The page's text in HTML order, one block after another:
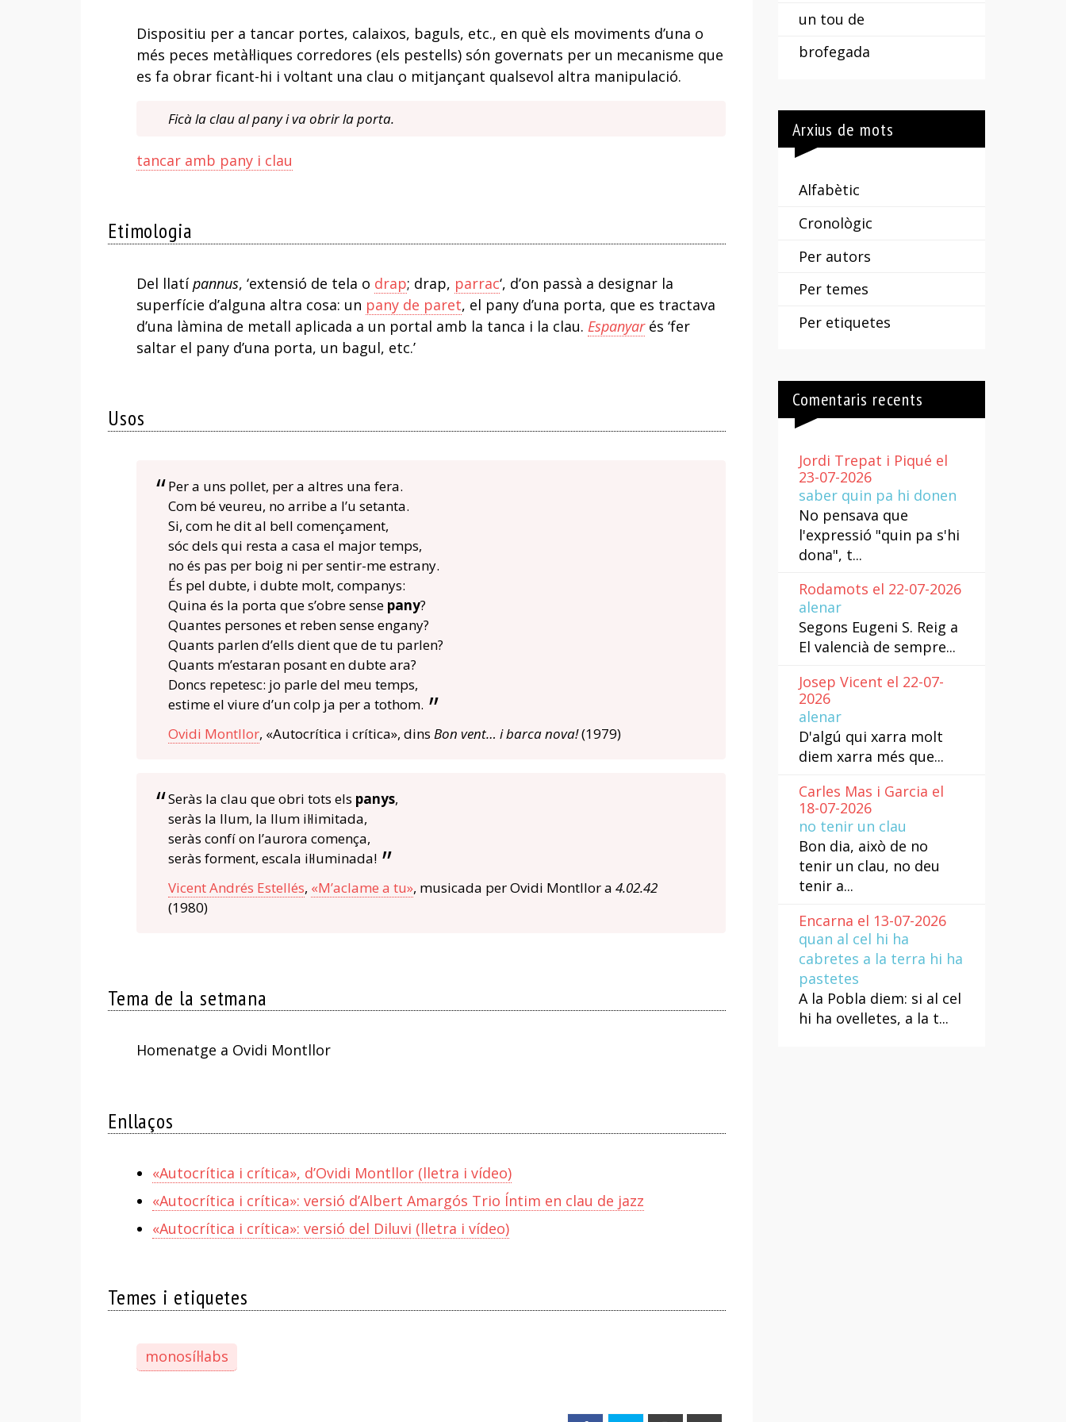
Dispositiu per a tancar portes, calaixos, baguls, etc., en què els moviments d’una o
més peces metàl·liques corredores (els pestells) són governats per un mecanisme que
es fa obrar ficant-hi i voltant una clau o mitjançant qualsevol altra manipulació.
Ficà la clau al pany i va obrir la porta.
tancar amb pany i clau
Etimologia
Del llatípannus, ‘extensió de tela o drap; drap, parrac‘, d’on passà a designar la
superfície d’alguna altra cosa: un pany de paret, el pany d’una porta, que es tractava
d’una làmina de metall aplicada a un portal amb la tanca i la clau. Espanyarés ‘fer
saltar el pany d’una porta, un bagul, etc.’
Usos
Per a uns pollet, per a altres una fera.
Com bé veureu, no arribe a l’u setanta.
Si, com he dit al bell començament,
sóc dels qui resta a casa el major temps,
no és pas per boig ni per sentir-me estrany.
És pel dubte, i dubte molt, companys:
Quina és la porta que s’obre sense pany?
Quantes persones et reben sense engany?
Quants parlen d’ells dient que de tu parlen?
Quants m’estaran posant en dubte ara?
Doncs repetesc: jo parle del meu temps,
estime el viure d’un colp ja per a tothom.
Ovidi Montllor, «Autocrítica i crítica», dins Bon vent… i barca nova!(1979)
Seràs la clau que obri tots els panys,
seràs la llum, la llum il·limitada,
seràs confí on l’aurora comença,
seràs forment, escala il·luminada!
Vicent Andrés Estellés, «M’aclame a tu», musicada per Ovidi Montllor a 4.02.42
(1980)
Tema de la setmana
Homenatge a Ovidi Montllor
Enllaços
«Autocrítica i crítica», d’Ovidi Montllor (lletra i vídeo)
«Autocrítica i crítica»: versió d’Albert Amargós Trio Íntim en clau de jazz
«Autocrítica i crítica»: versió del Diluvi (lletra i vídeo)
Temes i etiquetes
monosíl·labs
un tou de
brofegada
Arxius de mots
Alfabètic
Cronològic
Per autors
Per temes
Per etiquetes
Comentaris recents
Jordi Trepat i Piqué el
23-07-2026
saber quin pa hi donen
No pensava que
l'expressió "quin pa s'hi
dona", t...
Rodamots el 22-07-2026
alenar
Segons Eugeni S. Reig a
El valencià de sempre...
Josep Vicent el 22-07-
2026
alenar
D'algú qui xarra molt
diem xarra més que...
Carles Mas i Garcia el
18-07-2026
no tenir un clau
Bon dia, això de no
tenir un clau, no deu
tenir a...
Encarna el 13-07-2026
quan al cel hi ha
cabretes a la terra hi ha
pastetes
A la Pobla diem: si al cel
hi ha ovelletes, a la t...